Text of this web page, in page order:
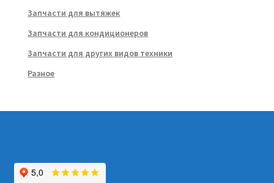
Запчасти для вытяжек
Запчасти для кондиционеров
Запчасти для других видов техники
Разное